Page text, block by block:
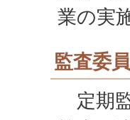
業の実
監査委
定期